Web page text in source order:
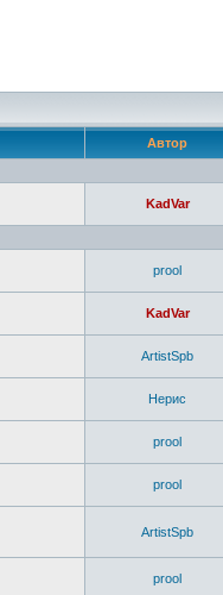
Автор
KadVar
prool
KadVar
ArtistSpb
Нерис
prool
prool
ArtistSpb
prool